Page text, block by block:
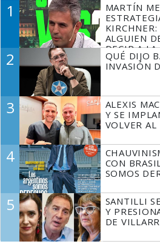
1
MARTÍN
ALGUIEN
DECIR A
TIENE QUE
2
QUÉ DIJO
INVASIÓN
3
ALEXIS
Y SE
VOLVER
4
CON
SOMOS
5
SANTILLI
Y
DE